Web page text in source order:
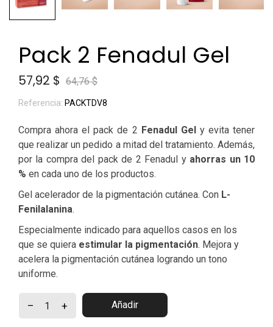
Pack 2 Fenadul Gel
57,92 $ 64,76 $
Referencia: PACKTDV8
Compra ahora el pack de 2 Fenadul Gely evita tener
que realizar un pedido a mitad del tratamiento. Además,
por la compra del pack de 2 Fenadul y ahorras un 10
% en cada uno de los productos.
Gel acelerador de la pigmentación cutánea. Con L-
Fenilalanina.
Especialmente indicado para aquellos casos en los
que se quiera estimular la pigmentación. Mejora y
acelera la pigmentación cutánea logrando un tono
uniforme.
– + Añadir